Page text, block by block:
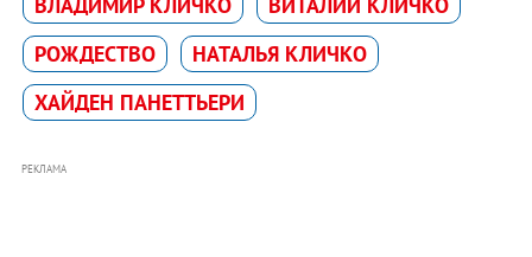
РОЖДЕСТВО
НАТАЛЬЯ КЛИЧКО
ХАЙДЕН ПАНЕТТЬЕРИ
РЕКЛАМА